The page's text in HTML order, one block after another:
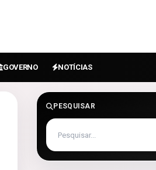
GOVERNO NOTÍCIAS
PESQUISAR